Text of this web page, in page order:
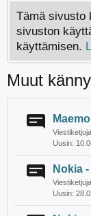
Tämä sivusto
sivuston
käyttämisen.
Muut
Nokia